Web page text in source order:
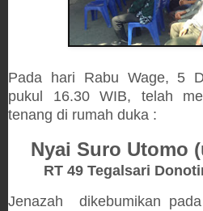
Pada hari Rabu Wage, 5
pukul 16.30 WIB, telah
tenang di rumah duka :
Nyai Suro Utomo
RT 49 Tegalsari
Jenazah dikebumikan